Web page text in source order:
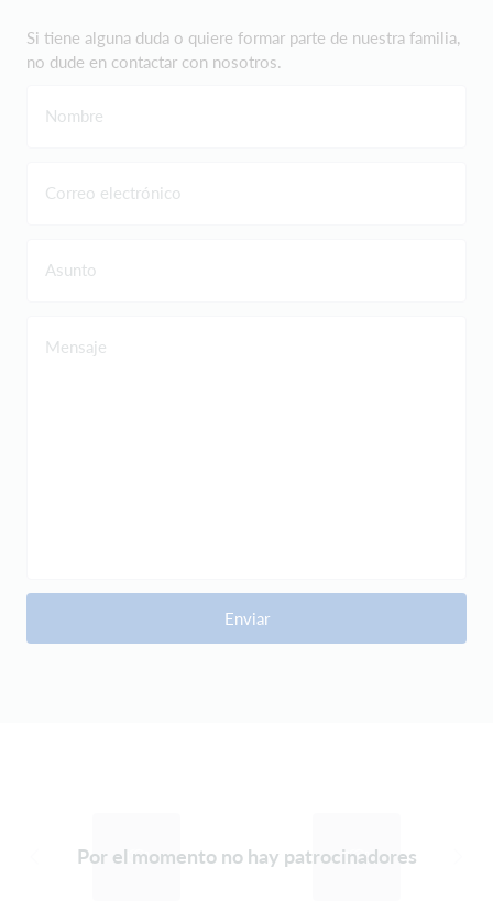
Si tiene alguna duda o quiere formar parte de nuestra familia,
no dude en contactar con nosotros.
Nombre
Correo electrónico
Asunto
Mensaje
Enviar
Por el momento no hay patrocinadores